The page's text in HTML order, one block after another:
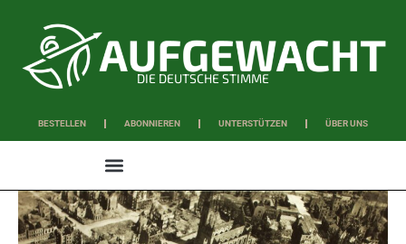
DIE DEUTSCHE STIMME
BESTELLEN ABONNIEREN UNTERSTÜTZEN ÜBER UNS